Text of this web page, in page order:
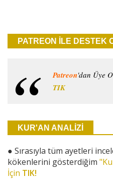
PATREON İLE DESTEK
Patreon'dan Üye
TIK
KUR'AN ANALİZİ
● Sırasıyla tüm ayetleri
kökenlerini gösterdiğim
İçin TIK!